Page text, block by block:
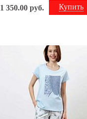
Купить
1 350.00 руб.